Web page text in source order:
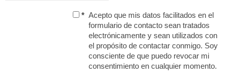
* Acepto que mis datos facilitados en el
formulario de contacto sean tratados
electrónicamente y sean utilizados con
el propósito de contactar conmigo. Soy
consciente de que puedo revocar mi
consentimiento en cualquier momento.